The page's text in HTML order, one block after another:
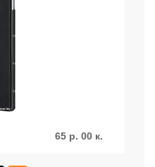
65 р. 00 к.